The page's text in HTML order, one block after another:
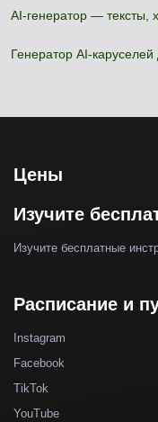
AI-генератор — тексты,
Генератор AI-
Цены
Изучите
Изучите бесплатные
Расписание и
Instagram
Facebook
TikTok
YouTube